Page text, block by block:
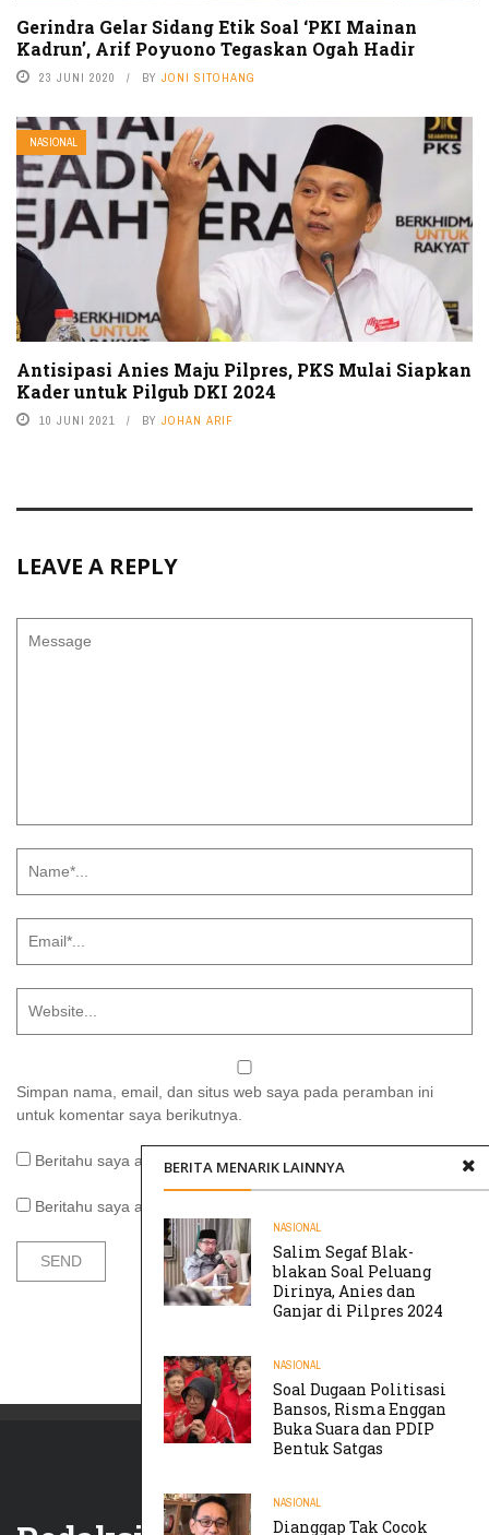
Gerindra Gelar Sidang Etik Soal ‘PKI Mainan
Kadrun’, Arif Poyuono Tegaskan Ogah Hadir
23 JUNI 2020 BY JONI SITOHANG
NASIONAL
Antisipasi Anies Maju Pilpres, PKS Mulai Siapkan
Kader untuk Pilgub DKI 2024
10 JUNI 2021 BY JOHAN ARIF
LEAVE A REPLY
Simpan nama, email, dan situs web saya pada peramban ini
untuk komentar saya berikutnya.
Beritahu saya akan tindak lanjut komentar melalui surel.
Beritahu saya akan tulisan baru melalui surel.
BERITA MENARIK LAINNYA
NASIONAL
Salim Segaf Blak-
blakan Soal Peluang
Dirinya, Anies dan
Ganjar di Pilpres 2024
NASIONAL
Soal Dugaan Politisasi
Bansos, Risma Enggan
Buka Suara dan PDIP
Bentuk Satgas
NASIONAL
Dianggap Tak Cocok